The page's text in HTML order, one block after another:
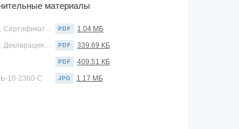
материалы
Волгарь. Сертификат соответствия PDF
1.04 МБ
Волгарь. Декларация соответствия
PDF
339.69 КБ
PDF
409.51 КБ
10-2360-С
JPG 1.17 МБ